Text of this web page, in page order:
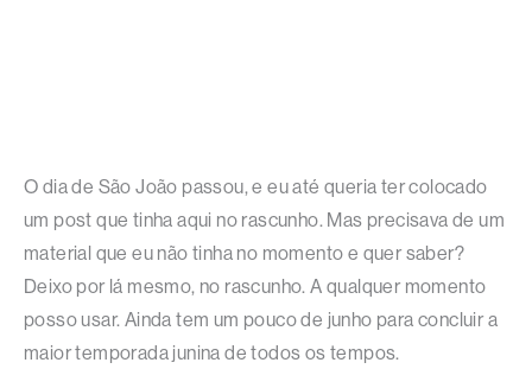
O dia de São João passou, e eu até queria ter colocado
um post que tinha aqui no rascunho. Mas precisava de um
material que eu não tinha no momento e quer saber?
Deixo por lá mesmo, no rascunho. A qualquer momento
posso usar. Ainda tem um pouco de junho para concluir a
maior temporada junina de todos os tempos.